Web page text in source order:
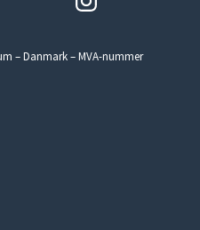
– Danmark – MVA-nummer